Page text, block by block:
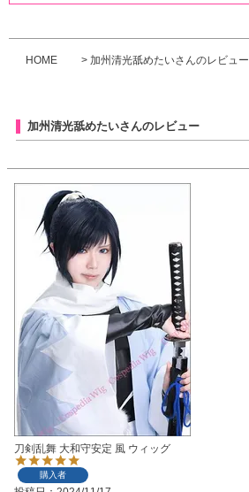
HOME 加州清光舐めたいさんのレビュー
加州清光舐めたいさんのレビュー
刀剣乱舞 大和守安定 風 ウィッグ
購入者